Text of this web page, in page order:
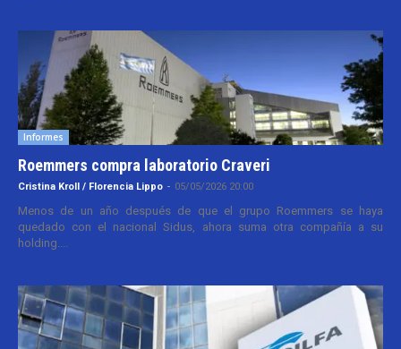
Informes
Roemmers compra laboratorio Craveri
Cristina Kroll / Florencia Lippo - 05/05/2026 20:00
Menos de un año después de que el grupo Roemmers se haya
quedado con el nacional Sidus, ahora suma otra compañía a su
holding....